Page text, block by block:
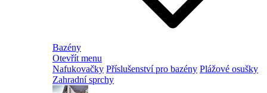
Bazény
Otevřít menu
Nafukovačky Příslušenství pro bazény Plážové osušky
Zahradní sprchy